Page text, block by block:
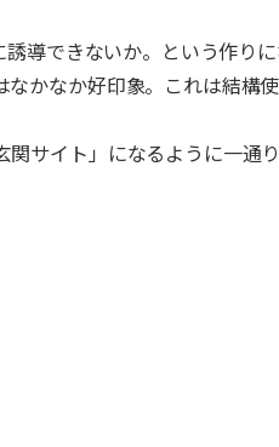
導できないか。という作り
かなか好印象。これは結構
サイト」になるように一通